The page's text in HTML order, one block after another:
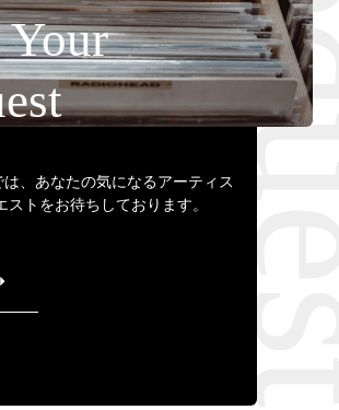
Your
、あなたの気になるアーティス
ストをお待ちしております。